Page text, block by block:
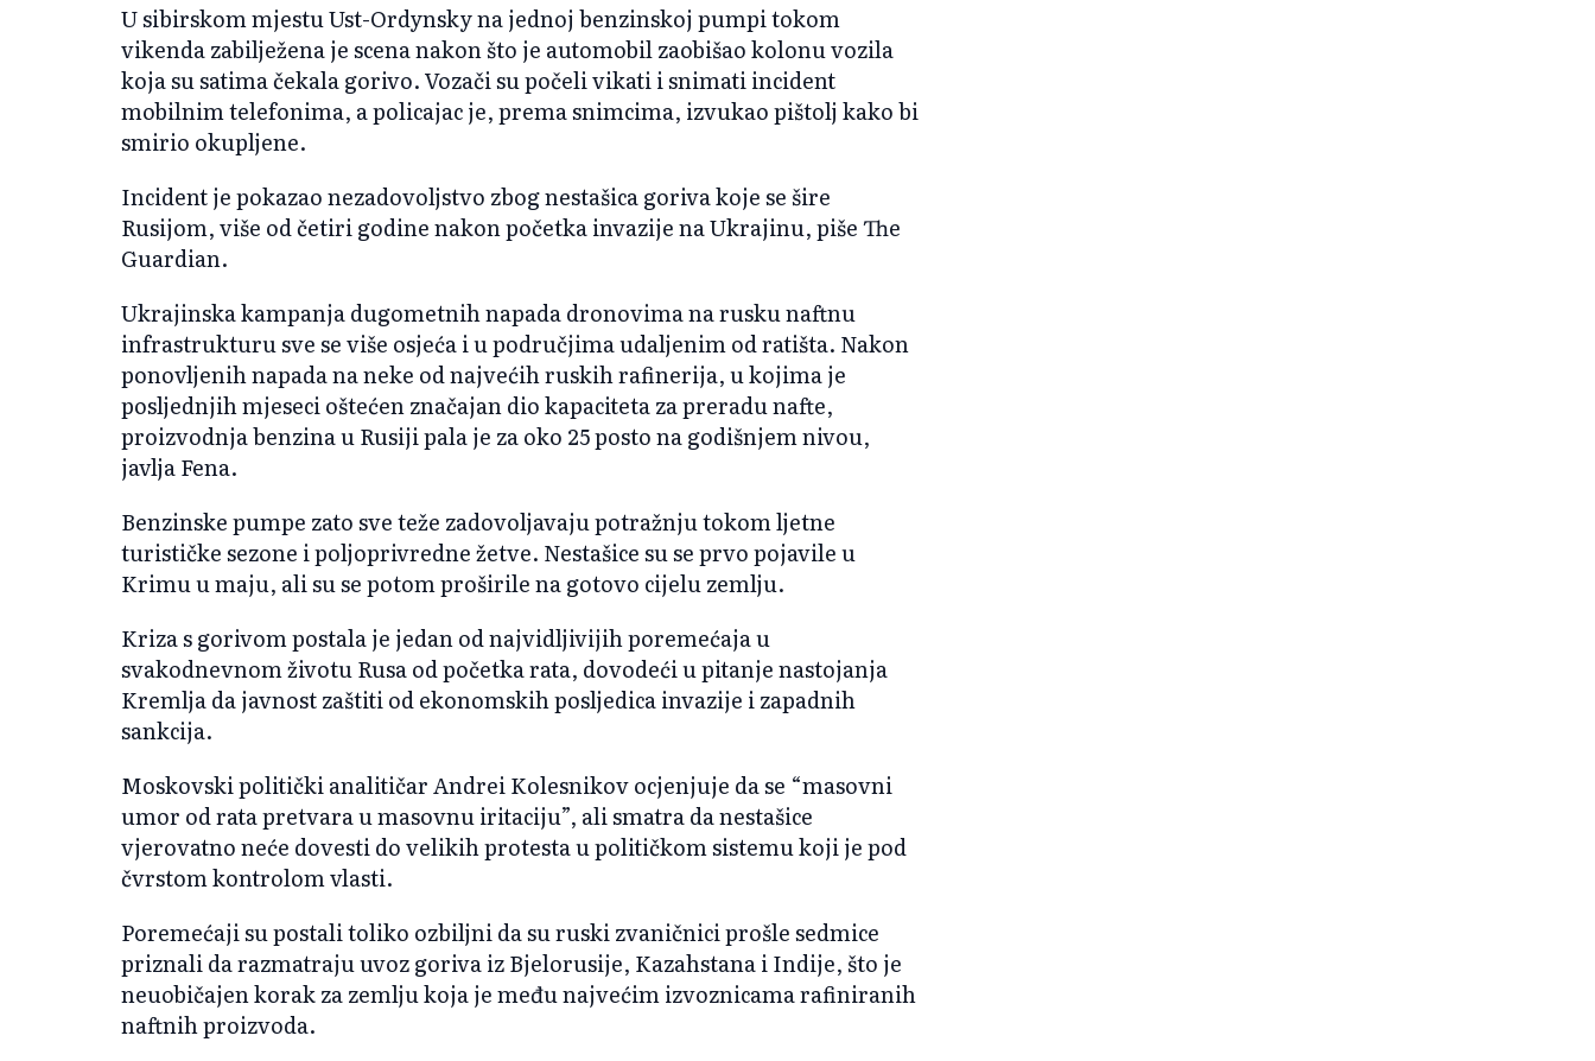
U sibirskom mjestu Ust-Ordynsky na jednoj benzinskoj pumpi tokom
vikenda zabilježena je scena nakon što je automobil zaobišao kolonu vozila
koja su satima čekala gorivo. Vozači su počeli vikati i snimati incident
mobilnim telefonima, a policajac je, prema snimcima, izvukao pištolj kako bi
smirio okupljene.
Incident je pokazao nezadovoljstvo zbog nestašica goriva koje se šire
Rusijom, više od četiri godine nakon početka invazije na Ukrajinu, piše The
Guardian.
Ukrajinska kampanja dugometnih napada dronovima na rusku naftnu
infrastrukturu sve se više osjeća i u područjima udaljenim od ratišta. Nakon
ponovljenih napada na neke od najvećih ruskih rafinerija, u kojima je
posljednjih mjeseci oštećen značajan dio kapaciteta za preradu nafte,
proizvodnja benzina u Rusiji pala je za oko 25 posto na godišnjem nivou,
javlja Fena.
Benzinske pumpe zato sve teže zadovoljavaju potražnju tokom ljetne
turističke sezone i poljoprivredne žetve. Nestašice su se prvo pojavile u
Krimu u maju, ali su se potom proširile na gotovo cijelu zemlju.
Kriza s gorivom postala je jedan od najvidljivijih poremećaja u
svakodnevnom životu Rusa od početka rata, dovodeći u pitanje nastojanja
Kremlja da javnost zaštiti od ekonomskih posljedica invazije i zapadnih
sankcija.
Moskovski politički analitičar Andrei Kolesnikov ocjenjuje da se “masovni
umor od rata pretvara u masovnu iritaciju”, ali smatra da nestašice
vjerovatno neće dovesti do velikih protesta u političkom sistemu koji je pod
čvrstom kontrolom vlasti.
Poremećaji su postali toliko ozbiljni da su ruski zvaničnici prošle sedmice
priznali da razmatraju uvoz goriva iz Bjelorusije, Kazahstana i Indije, što je
neuobičajen korak za zemlju koja je među najvećim izvoznicama rafiniranih
naftnih proizvoda.